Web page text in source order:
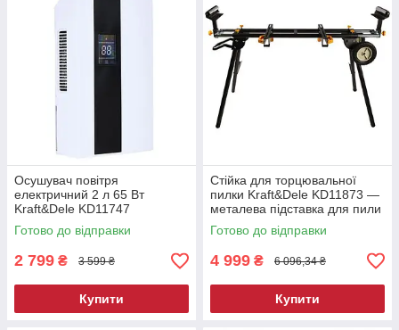
Осушувач повітря
електричний 2 л 65 Вт
Kraft&Dele KD11747
побутовий вологопоглинач
Готово до відправки
2 799 ₴ 3 599 ₴
Купити
Стійка для торцювальної
пилки Kraft&Dele KD11873 —
металева підставка для пили
Готово до відправки
4 999 ₴ 6 096,34 ₴
Купити